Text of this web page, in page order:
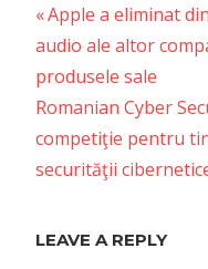
Post
navigation
Previous
Post:
Apple a eliminat
audio ale altor
produsele sale
Next
Post:
Romanian Cyber
competiţie pentru
securităţii
LEAVE A REPLY